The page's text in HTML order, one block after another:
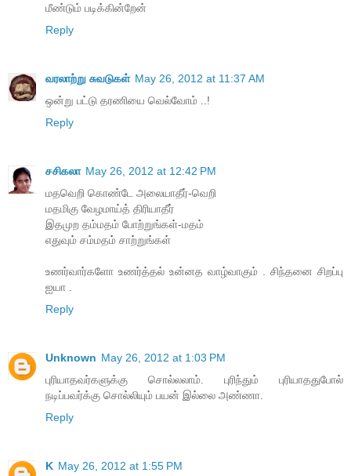
மீண்டும் படிக்கின்றேன்
Reply
வரலாற்று சுவடுகள் May 26, 2012 at 11:37 AM
ஒன்று பட்டு தரணியை வெல்வோம் ..!
Reply
சசிகலா May 26, 2012 at 12:42 PM
மதவெறி கொண்டே அலையாதீர்-வெறி
மதமிகு வேழமாய்த் திரியாதீர்
இதமுற தம்மதம் போற்றுங்கள்-மதம்
எதுவும் சம்மதம் சாற்றுங்கள்
உணர்வார்களோ உணர்த்தல் உன்னத வாழ்வாகும் . சிந்தனை சிறப்பு
ஐயா .
Reply
Unknown May 26, 2012 at 1:03 PM
புரியாதவர்களுக்கு சொல்லலாம். புரிந்தும் புரியாததுபோல்
நடிப்பவர்க்கு சொல்லியும் பயன் இல்லை அண்ணா.
Reply
K May 26, 2012 at 1:55 PM